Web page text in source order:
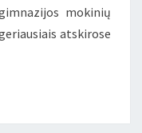
mokinių
atskirose